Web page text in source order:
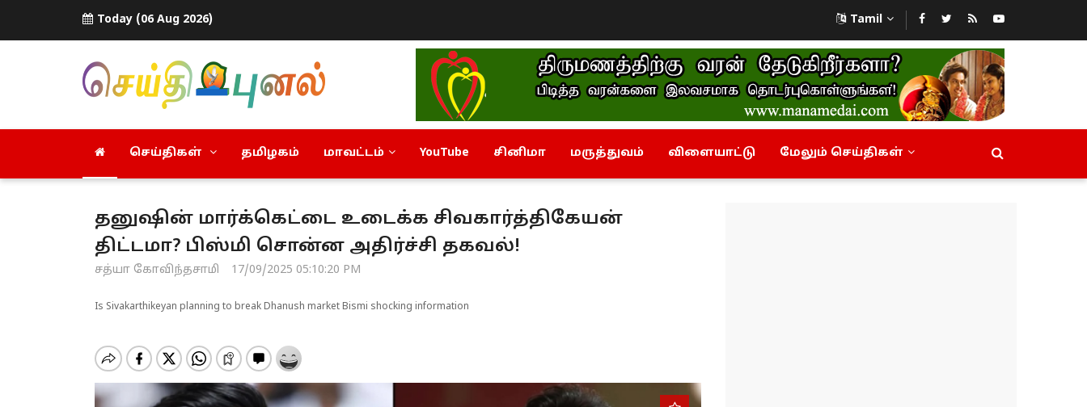
Today (06 Aug 2026) Tamil
செய்திகள் தமிழகம் மாவட்டம் YouTube சினிமா மருத்துவம் விளையாட்டு மேலும் செய்திகள்
தனுஷின் மார்க்கெட்டை உடைக்க சிவகார்த்திகேயன்
திட்டமா? பிஸ்மி சொன்ன அதிர்ச்சி தகவல்!
சத்யா கோவிந்தசாமி 17/09/2025 05:10:20 PM
Is Sivakarthikeyan planning to break Dhanush market Bismi shocking information